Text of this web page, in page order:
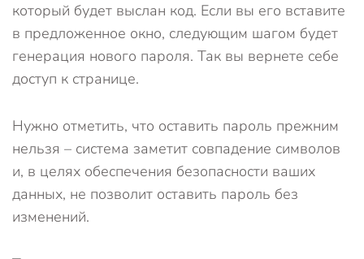
который будет выслан код. Если вы его вставите
в предложенное окно, следующим шагом будет
генерация нового пароля. Так вы вернете себе
доступ к странице.
Нужно отметить, что оставить пароль прежним
нельзя – система заметит совпадение символов
и, в целях обеспечения безопасности ваших
данных, не позволит оставить пароль без
изменений.